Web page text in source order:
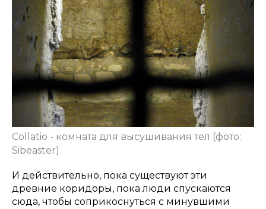
Collatio - комната для высушивания тел (фото:
Sibeaster)
И действительно, пока существуют эти
древние коридоры, пока люди спускаются
сюда, чтобы соприкоснуться с минувшими